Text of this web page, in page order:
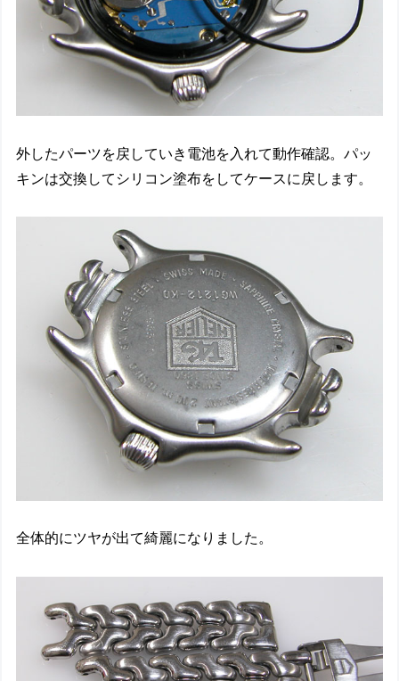
外したパーツを戻していき電池を入れて動作確認。パッ
キンは交換してシリコン塗布をしてケースに戻します。
全体的にツヤが出て綺麗になりました。